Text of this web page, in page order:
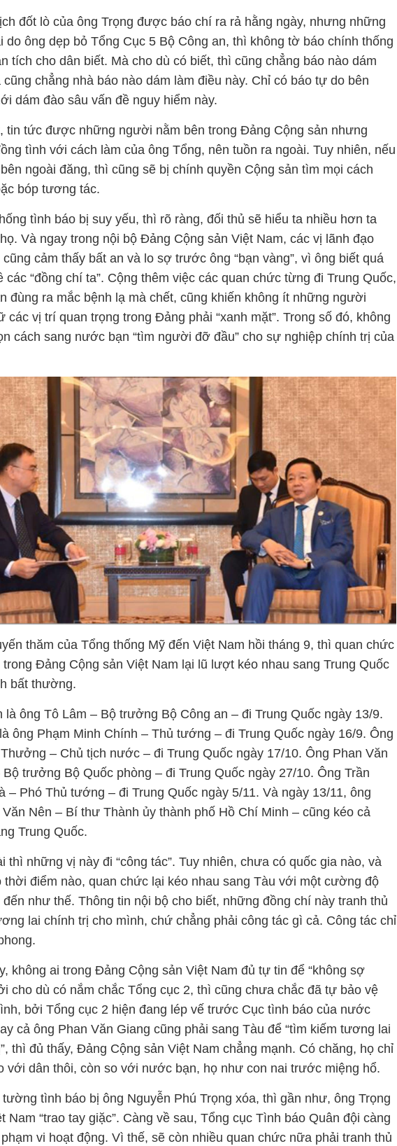
đốt lò của ông Trọng được báo chí ra rả hằng ngày, nhưng những
do ông dẹp bỏ Tổng Cục 5 Bộ Công an, thì không tờ báo chính thống
tích cho dân biết. Mà cho dù có biết, thì cũng chẳng báo nào dám
cũng chẳng nhà báo nào dám làm điều này. Chỉ có báo tự do bên
dám đào sâu vấn đề nguy hiểm này.
tin tức được những người nằm bên trong Đảng Cộng sản nhưng
tình với cách làm của ông Tổng, nên tuồn ra ngoài. Tuy nhiên, nếu
ngoài đăng, thì cũng sẽ bị chính quyền Cộng sản tìm mọi cách
bóp tương tác.
tình báo bị suy yếu, thì rõ ràng, đối thủ sẽ hiểu ta nhiều hơn ta
Và ngay trong nội bộ Đảng Cộng sản Việt Nam, các vị lãnh đạo
cũng cảm thấy bất an và lo sợ trước ông “bạn vàng”, vì ông biết quá
các “đồng chí ta”. Cộng thêm việc các quan chức từng đi Trung Quốc,
đùng ra mắc bệnh lạ mà chết, cũng khiến không ít những người
các vị trí quan trọng trong Đảng phải “xanh mặt”. Trong số đó, không
cách sang nước bạn “tìm người đỡ đầu” cho sự nghiệp chính trị của
thăm của Tổng thống Mỹ đến Việt Nam hồi tháng 9, thì quan chức
trong Đảng Cộng sản Việt Nam lại lũ lượt kéo nhau sang Trung Quốc
bất thường.
là ông Tô Lâm – Bộ trưởng Bộ Công an – đi Trung Quốc ngày 13/9.
ông Phạm Minh Chính – Thủ tướng – đi Trung Quốc ngày 16/9. Ông
– Chủ tịch nước – đi Trung Quốc ngày 17/10. Ông Phan Văn
Bộ trưởng Bộ Quốc phòng – đi Trung Quốc ngày 27/10. Ông Trần
– Phó Thủ tướng – đi Trung Quốc ngày 5/11. Và ngày 13/11, ông
Văn Nên – Bí thư Thành ủy thành phố Hồ Chí Minh – cũng kéo cả
Trung Quốc.
thì những vị này đi “công tác”. Tuy nhiên, chưa có quốc gia nào, và
thời điểm nào, quan chức lại kéo nhau sang Tàu với một cường độ
đến như thế. Thông tin nội bộ cho biết, những đồng chí này tranh thủ
lai chính trị cho mình, chứ chẳng phải công tác gì cả. Công tác chỉ
không ai trong Đảng Cộng sản Việt Nam đủ tự tin để “không sợ
cho dù có nắm chắc Tổng cục 2, thì cũng chưa chắc đã tự bảo vệ
bởi Tổng cục 2 hiện đang lép vế trước Cục tình báo của nước
cả ông Phan Văn Giang cũng phải sang Tàu để “tìm kiếm tương lai
thì đủ thấy, Đảng Cộng sản Việt Nam chẳng mạnh. Có chăng, họ chỉ
với dân thôi, còn so với nước bạn, họ như con nai trước miệng hổ.
tình báo bị ông Nguyễn Phú Trọng xóa, thì gần như, ông Trọng
Nam “trao tay giặc”. Càng về sau, Tổng cục Tình báo Quân đội càng
vi hoạt động. Vì thế, sẽ còn nhiều quan chức nữa phải tranh thủ